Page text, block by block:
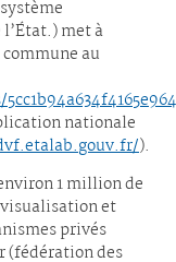
met à
au
nationale
).
1 million de
et
privés
(fédération des